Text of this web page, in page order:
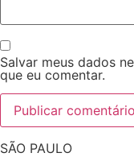
Salvar meus dados
que eu comentar.
SÃO PAULO